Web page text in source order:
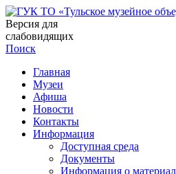
Версия для
слабовидящих
Поиск
Главная
Музеи
Афиша
Новости
Контакты
Информация
Доступная среда
Документы
Информация о